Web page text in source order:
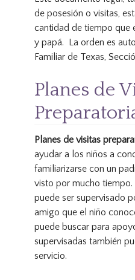
de posesión o visitas,
cantidad de tiempo que
y papá. La orden es
Familiar de Texas,
Planes de
Planes de visitas
ayudar a los niños a
familiarizarse con un
visto por mucho
puede ser supervisado
amigo que el niño
puede buscar para
supervisadas también
servicio.